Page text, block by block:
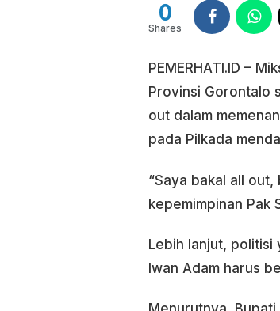
0
Shares
PEMERHATI.ID –
Provinsi Gorontalo
out dalam
pada Pilkada
“Saya bakal all
kepemimpinan Pak
Lebih lanjut, politisi
Iwan Adam harus